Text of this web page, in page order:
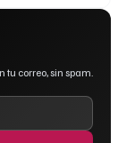
correo, sin spam.